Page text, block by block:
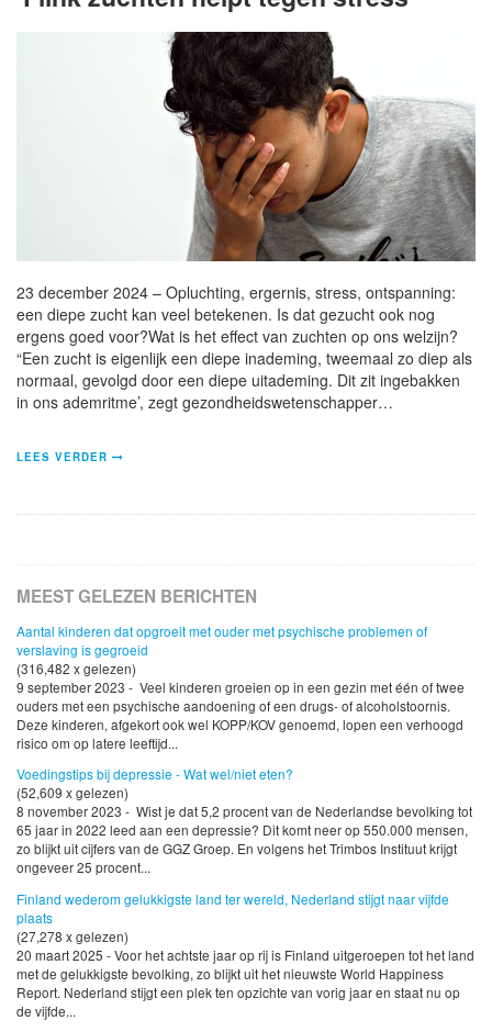
23 december 2024 – Opluchting, ergernis, stress, ontspanning:
een diepe zucht kan veel betekenen. Is dat gezucht ook nog
ergens goed voor?Wat is het effect van zuchten op ons welzijn?
“Een zucht is eigenlijk een diepe inademing, tweemaal zo diep als
normaal, gevolgd door een diepe uitademing. Dit zit ingebakken
in ons ademritme’, zegt gezondheidswetenschapper…
LEES VERDER
MEEST GELEZEN BERICHTEN
Aantal kinderen dat opgroeit met ouder met psychische problemen of
verslaving is gegroeid
(316,482 x gelezen)
9 september 2023 - Veel kinderen groeien op in een gezin met één of twee
ouders met een psychische aandoening of een drugs- of alcoholstoornis.
Deze kinderen, afgekort ook wel KOPP/KOV genoemd, lopen een verhoogd
risico om op latere leeftijd...
Voedingstips bij depressie - Wat wel/niet eten?
(52,609 x gelezen)
8 november 2023 - Wist je dat 5,2 procent van de Nederlandse bevolking tot
65 jaar in 2022 leed aan een depressie? Dit komt neer op 550.000 mensen,
zo blijkt uit cijfers van de GGZ Groep. En volgens het Trimbos Instituut krijgt
ongeveer 25 procent...
Finland wederom gelukkigste land ter wereld, Nederland stijgt naar vijfde
plaats
(27,278 x gelezen)
20 maart 2025 - Voor het achtste jaar op rij is Finland uitgeroepen tot het land
met de gelukkigste bevolking, zo blijkt uit het nieuwste World Happiness
Report. Nederland stijgt een plek ten opzichte van vorig jaar en staat nu op
de vijfde...